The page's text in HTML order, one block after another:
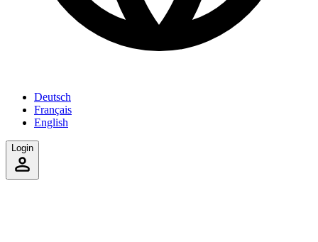
Deutsch
Français
English
Login